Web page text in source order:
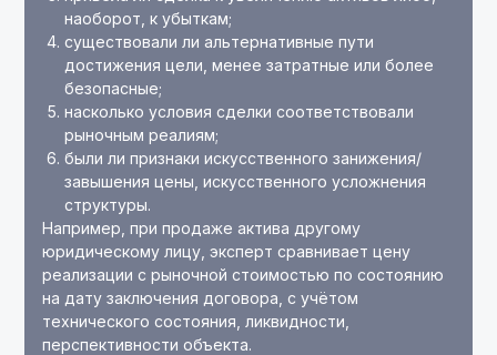
наоборот, к убыткам;
существовали ли альтернативные пути
достижения цели, менее затратные или более
безопасные;
насколько условия сделки соответствовали
рыночным реалиям;
были ли признаки искусственного занижения/
завышения цены, искусственного усложнения
структуры.
Например, при продаже актива другому
юридическому лицу, эксперт сравнивает цену
реализации с рыночной стоимостью по состоянию
на дату заключения договора, с учётом
технического состояния, ликвидности,
перспективности объекта.